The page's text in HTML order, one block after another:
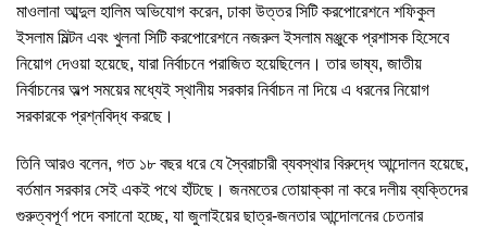
মাওলানা আব্দুল হালিম অভিযোগ করেন, ঢাকা উত্তর সিটি করপোরেশনে শফিকুল
ইসলাম মিল্টন এবং খুলনা সিটি করপোরেশনে নজরুল ইসলাম মঞ্জুকে প্রশাসক হিসেবে
নিয়োগ দেওয়া হয়েছে, যারা নির্বাচনে পরাজিত হয়েছিলেন। তার ভাষ্য, জাতীয়
নির্বাচনের অল্প সময়ের মধ্যেই স্থানীয় সরকার নির্বাচন না দিয়ে এ ধরনের নিয়োগ
সরকারকে প্রশ্নবিদ্ধ করছে।
তিনি আরও বলেন, গত ১৮ বছর ধরে যে স্বৈরাচারী ব্যবস্থার বিরুদ্ধে আন্দোলন হয়েছে,
বর্তমান সরকার সেই একই পথে হাঁটছে। জনমতের তোয়াক্কা না করে দলীয় ব্যক্তিদের
গুরুত্বপূর্ণ পদে বসানো হচ্ছে, যা জুলাইয়ের ছাত্র-জনতার আন্দোলনের চেতনার